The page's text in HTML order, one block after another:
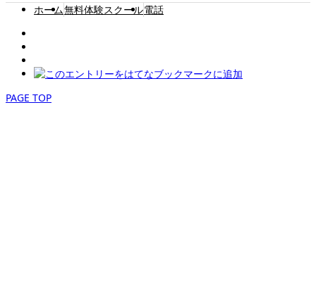
ホーム無料体験スクール電話
PAGE TOP